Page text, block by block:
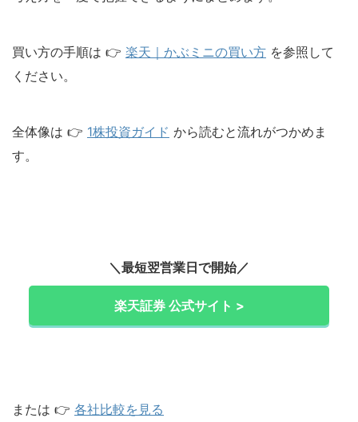
買い方の手順は 👉 楽天｜かぶミニの買い方 を参照して
ください。
全体像は 👉 1株投資ガイド から読むと流れがつかめま
す。
＼最短翌営業日で開始／
楽天証券 公式サイト >
または 👉 各社比較を見る